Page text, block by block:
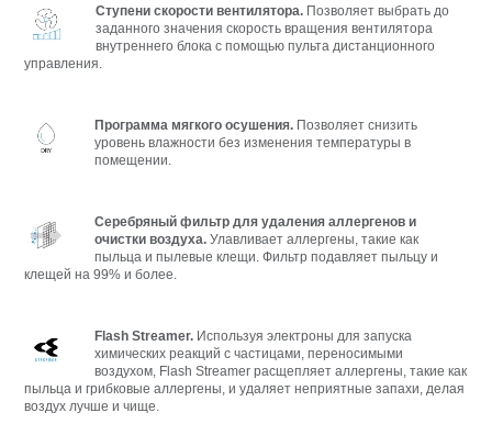
Ступени скорости вентилятора. Позволяет выбрать до
заданного значения скорость вращения вентилятора
внутреннего блока с помощью пульта дистанционного
управления.
Программа мягкого осушения. Позволяет снизить
уровень влажности без изменения температуры в
помещении.
Серебряный фильтр для удаления аллергенов и
очистки воздуха.Улавливает аллергены, такие как
пыльца и пылевые клещи. Фильтр подавляет пыльцу и
клещей на 99% и более.
Flash Streamer. Используя электроны для запуска
химических реакций с частицами, переносимыми
воздухом, Flash Streamer расщепляет аллергены, такие как
пыльца и грибковые аллергены, и удаляет неприятные запахи, делая
воздух лучше и чище.